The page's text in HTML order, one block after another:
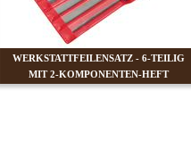
WERKSTATTFEILENSATZ - 6-TEILIG
MIT 2-KOMPONENTEN-HEFT